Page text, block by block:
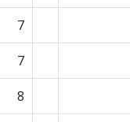
7
7
8